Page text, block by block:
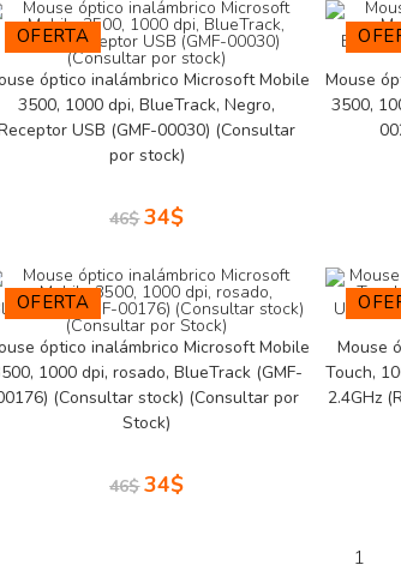
OFERTA
óptico inalámbrico Microsoft Mobile
3500, 1000 dpi, BlueTrack, Negro,
USB (GMF-00030) (Consultar
por stock)
46$ 34$
Mouse
3500,
OFERTA
óptico inalámbrico Microsoft Mobile
1000 dpi, rosado, BlueTrack (GMF-
(Consultar stock) (Consultar por
Stock)
46$ 34$
Mouse
Touch,
2.4GHz
1